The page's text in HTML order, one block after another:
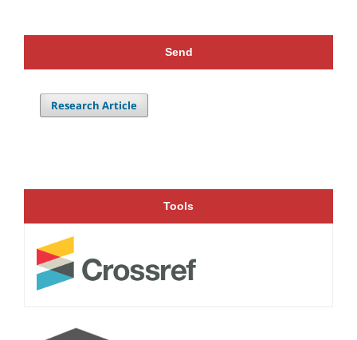
Send
Research Article
Tools